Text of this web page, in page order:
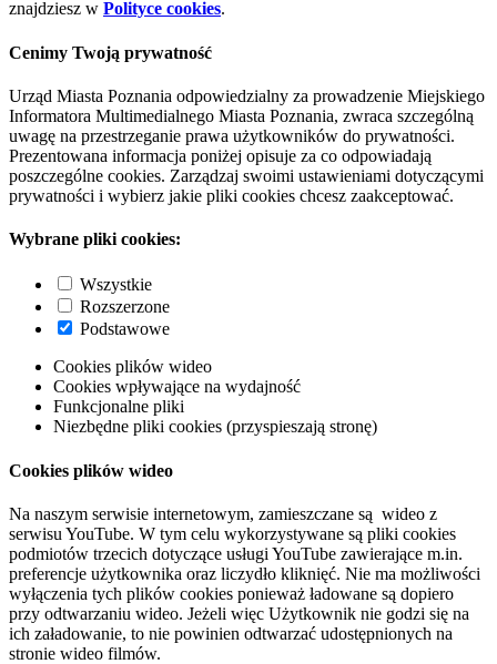
znajdziesz w Polityce cookies.
Cenimy Twoją prywatność
Urząd Miasta Poznania odpowiedzialny za prowadzenie Miejskiego
Informatora Multimedialnego Miasta Poznania, zwraca szczególną
uwagę na przestrzeganie prawa użytkowników do prywatności.
Prezentowana informacja poniżej opisuje za co odpowiadają
poszczególne cookies. Zarządzaj swoimi ustawieniami dotyczącymi
prywatności i wybierz jakie pliki cookies chcesz zaakceptować.
Wybrane pliki cookies:
Wszystkie
Rozszerzone
Podstawowe
Cookies plików wideo
Cookies wpływające na wydajność
Funkcjonalne pliki
Niezbędne pliki cookies (przyspieszają stronę)
Cookies plików wideo
Na naszym serwisie internetowym, zamieszczane są wideo z
serwisu YouTube. W tym celu wykorzystywane są pliki cookies
podmiotów trzecich dotyczące usługi YouTube zawierające m.in.
preferencje użytkownika oraz liczydło kliknięć. Nie ma możliwości
wyłączenia tych plików cookies ponieważ ładowane są dopiero
przy odtwarzaniu wideo. Jeżeli więc Użytkownik nie godzi się na
ich załadowanie, to nie powinien odtwarzać udostępnionych na
stronie wideo filmów.